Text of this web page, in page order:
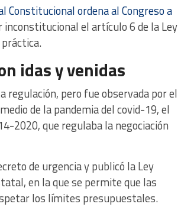
Constitucional ordena al Congreso a
inconstitucional el artículo 6 de la Ley
idas y venidas
regulación, pero fue observada por el
de la pandemia del covid-19, el
2020, que regulaba la negociación
de urgencia y publicó la Ley
en la que se permite que las
los límites presupuestales.